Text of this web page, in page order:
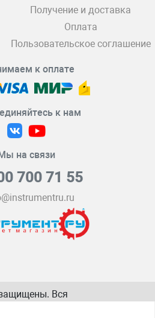
Получение и доставка
Оплата
Пользовательское соглашение
к оплате
к нам
Мы на связи
700 71 55
Вся